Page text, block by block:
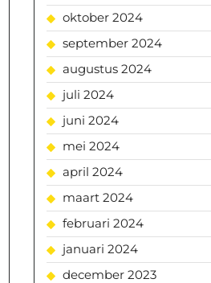
oktober 2024
september 2024
augustus 2024
juli 2024
juni 2024
mei 2024
april 2024
maart 2024
februari 2024
januari 2024
december 2023